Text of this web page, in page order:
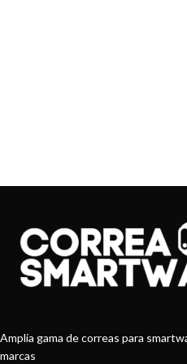
Amplia gama de correas para
marcas